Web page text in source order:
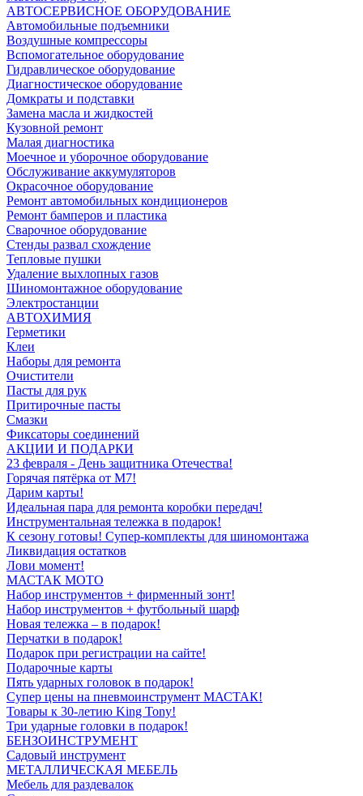
АВТОСЕРВИСНОЕ ОБОРУДОВАНИЕ
Автомобильные подъемники
Воздушные компрессоры
Вспомогательное оборудование
Гидравлическое оборудование
Диагностическое оборудование
Домкраты и подставки
Замена масла и жидкостей
Кузовной ремонт
Малая диагностика
Моечное и уборочное оборудование
Обслуживание аккумуляторов
Окрасочное оборудование
Ремонт автомобильных кондиционеров
Ремонт бамперов и пластика
Сварочное оборудование
Стенды развал схождение
Тепловые пушки
Удаление выхлопных газов
Шиномонтажное оборудование
Электростанции
АВТОХИМИЯ
Герметики
Клеи
Наборы для ремонта
Очистители
Пасты для рук
Притирочные пасты
Смазки
Фиксаторы соединений
АКЦИИ И ПОДАРКИ
23 февраля - День защитника Отечества!
Горячая пятёрка от M7!
Дарим карты!
Идеальная пара для ремонта коробки передач!
Инструментальная тележка в подарок!
К сезону готовы! Супер-комплекты для шиномонтажа
Ликвидация остатков
Лови момент!
МАСТАК МОТО
Набор инструментов + фирменный зонт!
Набор инструментов + футбольный шарф
Новая тележка – в подарок!
Перчатки в подарок!
Подарок при регистрации на сайте!
Подарочные карты
Пять ударных головок в подарок!
Супер цены на пневмоинструмент МАСТАК!
Товары к 30-летию King Tony!
Три ударные головки в подарок!
БЕНЗОИНСТРУМЕНТ
Садовый инструмент
МЕТАЛЛИЧЕСКАЯ МЕБЕЛЬ
Мебель для раздевалок